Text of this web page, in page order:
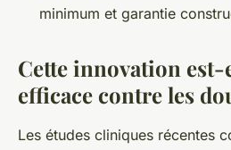
minimum et garantie
Cette innovation
efficace contre les
Les études cliniques récentes